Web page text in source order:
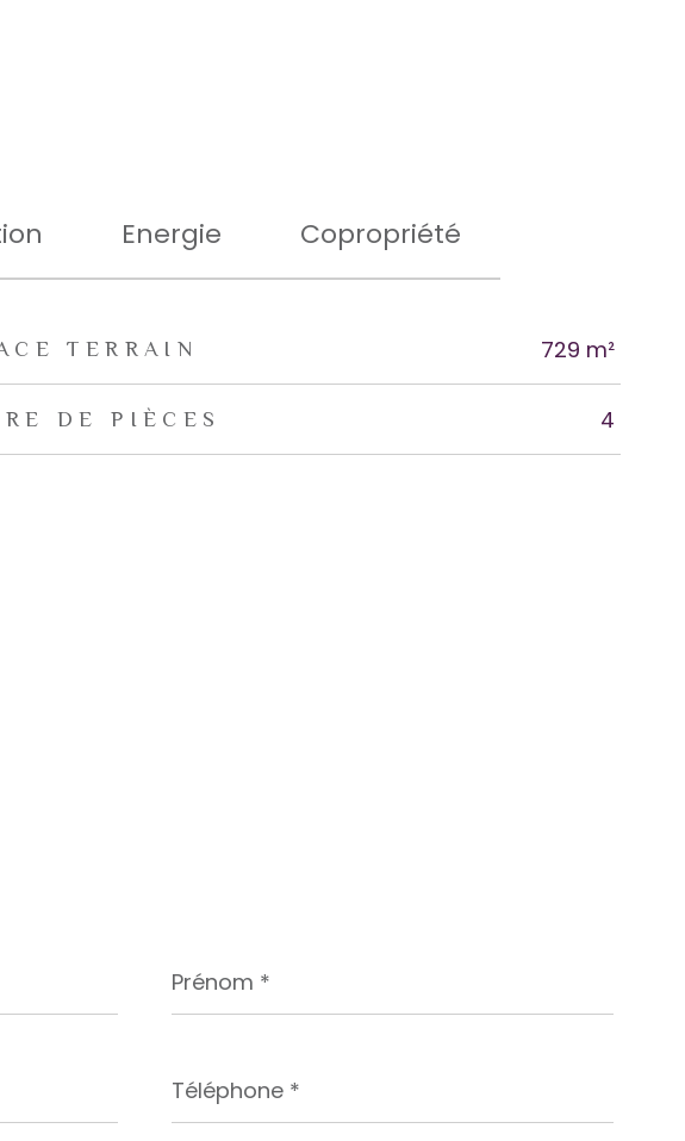
Energie Copropriété
TERRAIN 729 m²
DE PIÈCES 4
*
*